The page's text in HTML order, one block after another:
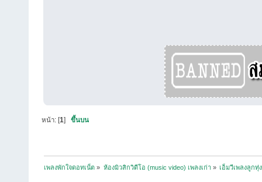
หน้า: [1]ขึ้นบน
เพลงพักใจดอทเน็ต » ห้องมิวสิกวิดีโอ (music video) เพลงเก่า » เอ็มวีเพลงลูกทุ่ง